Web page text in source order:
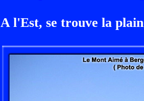
A l'Est, se trouve la